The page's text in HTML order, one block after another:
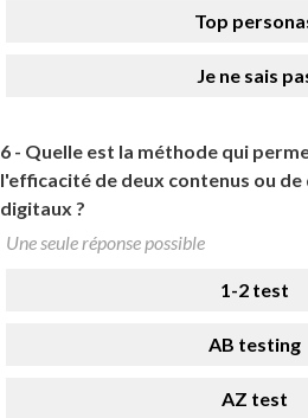
Top
Je ne sais
6 - Quelle est la méthode qui
l'efficacité de deux contenus ou
digitaux ?
Une seule réponse possible
1-2 test
AB testing
AZ test